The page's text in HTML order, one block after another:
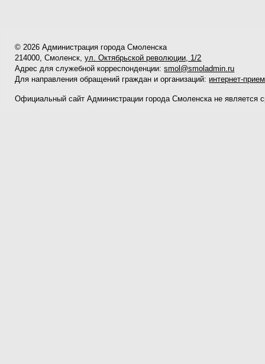
© 2026 Администрация города Смоленска
214000, Смоленск,ул. Октябрьской революции, 1/2
Адрес для служебной корреспонденции:smol@smoladmin.ru
Для направления обращений граждан и организаций: интернет-
Официальный сайт Администрации города Смоленска не является